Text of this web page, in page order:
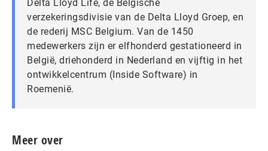
Delta Lloyd Life, de Belgische
verzekeringsdivisie van de Delta Lloyd Groep, en
de rederij MSC Belgium. Van de 1450
medewerkers zijn er elfhonderd gestationeerd in
België, driehonderd in Nederland en vijftig in het
ontwikkelcentrum (Inside Software) in
Roemenië.
Meer over